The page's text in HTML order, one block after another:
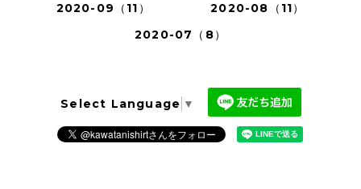
2020-09（11）
2020-08（11）
2020-07（8）
Select Language ▼